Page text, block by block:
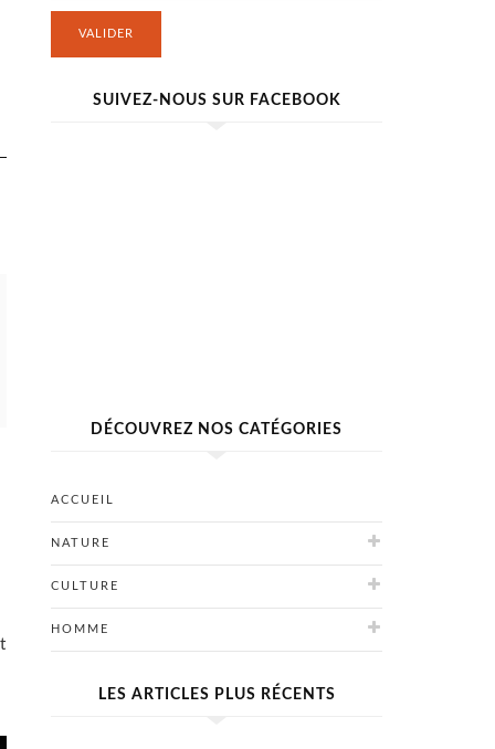
VALIDER
SUIVEZ-NOUS SUR FACEBOOK
DÉCOUVREZ NOS CATÉGORIES
ACCUEIL
NATURE
CULTURE
HOMME
LES ARTICLES PLUS RÉCENTS